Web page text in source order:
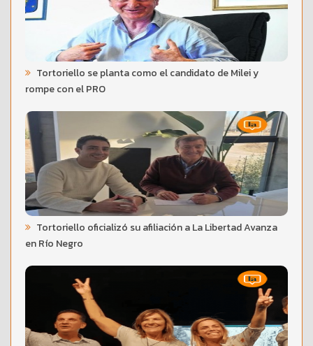
Tortoriello se planta como el candidato de Milei y
rompe con el PRO
Tortoriello oficializó su afiliación a La Libertad Avanza
en Río Negro